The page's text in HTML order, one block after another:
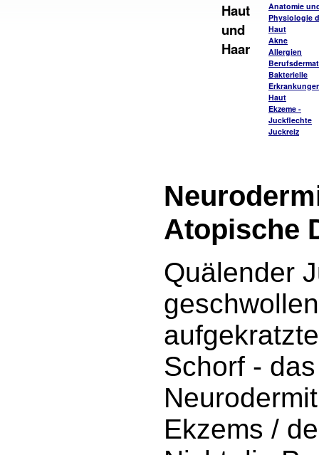
Haut
und
Haar
Anatomie
Physiologie
Haut
Akne
Allergien
Bakterielle
Haut
Ekzeme -
Juckflechte
Juckreiz
Atopische
Quälender
Schorf -
Ekzems /